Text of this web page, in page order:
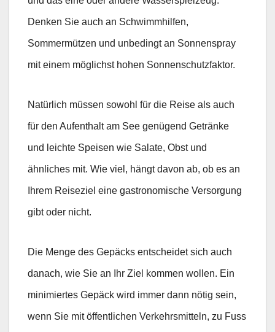
Denken Sie auch an Schwimmhilfen,
Sommermützen und unbedingt an Sonnenspray
mit einem möglichst hohen Sonnenschutzfaktor.
Natürlich müssen sowohl für die Reise als auch
für den Aufenthalt am See genügend Getränke
und leichte Speisen wie Salate, Obst und
ähnliches mit. Wie viel, hängt davon ab, ob es an
Ihrem Reiseziel eine gastronomische Versorgung
gibt oder nicht.
Die Menge des Gepäcks entscheidet sich auch
danach, wie Sie an Ihr Ziel kommen wollen. Ein
minimiertes Gepäck wird immer dann nötig sein,
wenn Sie mit öffentlichen Verkehrsmitteln, zu Fuss